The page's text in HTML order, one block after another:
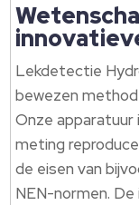
Lekdetectie
bewezen
Onze apparatuur
meting
de eisen van
NEN-normen.​